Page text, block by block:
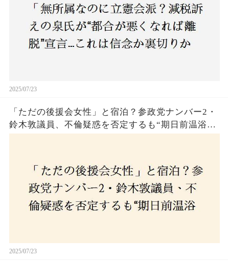
2025/07/23
「ただの後援会女性」と宿泊？参政党ナンバー2・
鈴木敦議員、不倫疑惑を否定するも“期日前温浴デ
2025/07/23